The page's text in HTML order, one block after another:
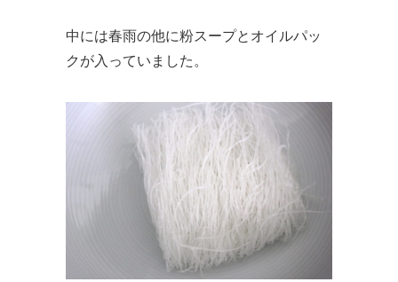
中には春雨の他に粉スープとオイルパッ
クが入っていました。